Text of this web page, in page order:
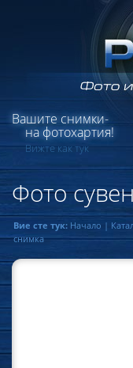
Вашите снимки-
на фотохартия!
Вижте как тук
Фото
Вие сте тук: Начало |
снимка